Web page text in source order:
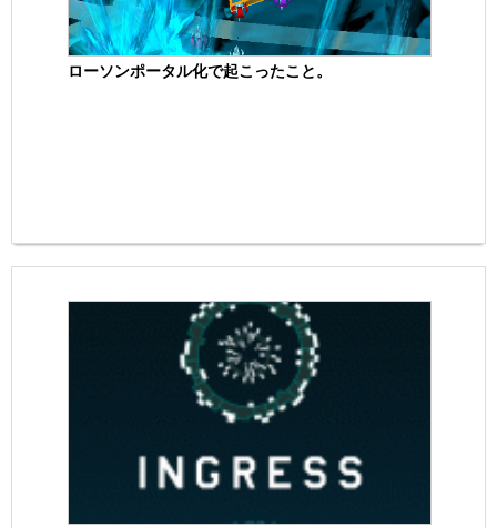
ローソンポータル化で起こったこと。